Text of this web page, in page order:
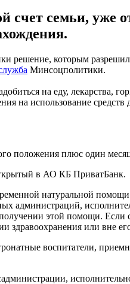
счет семьи,
решение, которым
Минсоцполитики.
на еду, лекарства,
на использование
положения плюс один
в АО КБ ПриватБанк.
натуральной
администраций,
этой помощи.
здравоохранения или вне
воспитатели,